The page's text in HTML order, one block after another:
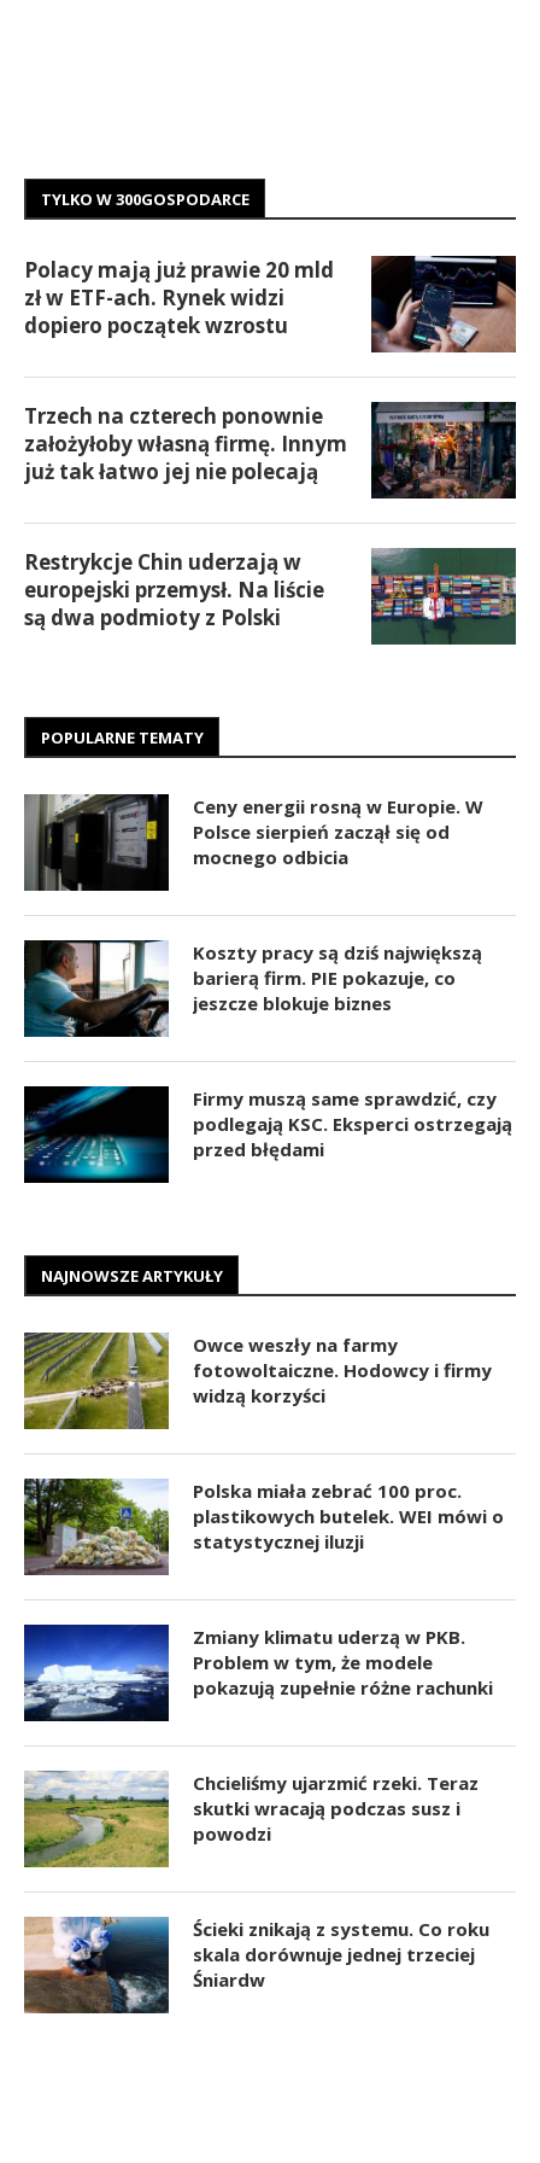
TYLKO W 300GOSPODARCE
Polacy mają już prawie 20 mld
zł w ETF-ach. Rynek widzi
dopiero początek wzrostu
Trzech na czterech ponownie
założyłoby własną firmę. Innym
już tak łatwo jej nie polecają
Restrykcje Chin uderzają w
europejski przemysł. Na liście
są dwa podmioty z Polski
POPULARNE TEMATY
Ceny energii rosną w Europie. W
Polsce sierpień zaczął się od
mocnego odbicia
Koszty pracy są dziś największą
barierą firm. PIE pokazuje, co
jeszcze blokuje biznes
Firmy muszą same sprawdzić, czy
podlegają KSC. Eksperci ostrzegają
przed błędami
NAJNOWSZE ARTYKUŁY
Owce weszły na farmy
fotowoltaiczne. Hodowcy i firmy
widzą korzyści
Polska miała zebrać 100 proc.
plastikowych butelek. WEI mówi o
statystycznej iluzji
Zmiany klimatu uderzą w PKB.
Problem w tym, że modele
pokazują zupełnie różne rachunki
Chcieliśmy ujarzmić rzeki. Teraz
skutki wracają podczas susz i
powodzi
Ścieki znikają z systemu. Co roku
skala dorównuje jednej trzeciej
Śniardw